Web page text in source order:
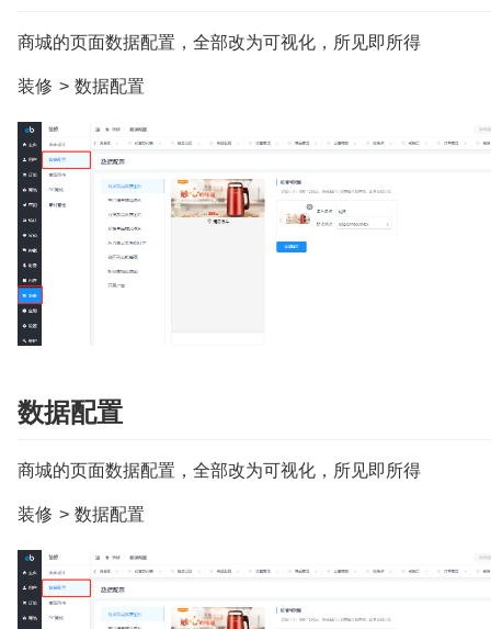
商城的页面数据配置，全部改为可视化，所见即所得
装修 > 数据配置
数据配置
商城的页面数据配置，全部改为可视化，所见即所得
装修 > 数据配置